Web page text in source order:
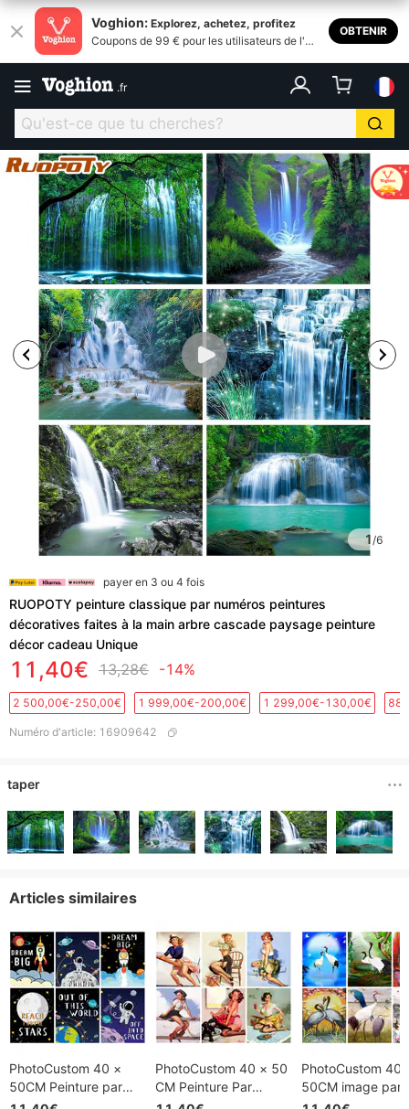
Voghion: Explorez, achetez, profitez
Coupons de 99 € pour les utilisateurs de l'ap
OBTENIR
.fr
1/6
payer en 3 ou 4 fois
RUOPOTY peinture classique par numéros peintures
décoratives faites à la main arbre cascade paysage peinture
décor cadeau Unique
11,40€ 13,28€ -14%
2 500,00€-250,00€ 1 999,00€-200,00€ 1 299,00€-130,00€
Numéro d'article: 16909642
taper
Articles similaires
PhotoCustom 40 ×
50CM Peinture par
numéros Peintures
PhotoCustom 40 × 50
CM Peinture Par
Numéros Peintures
PhotoCustom 40
50CM image par
numéros peinture